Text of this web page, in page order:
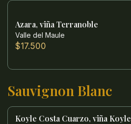
Azara, viña Terranoble
Valle del Maule
$17.500
Sauvignon Blanc
Koyle Costa Cuarzo, viña Koyle